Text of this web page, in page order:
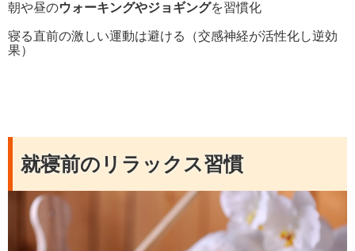
朝や昼のウォーキングやジョギングを習慣化
寝る直前の激しい運動は避ける（交感神経が活性化し逆効
果）
就寝前のリラックス習慣